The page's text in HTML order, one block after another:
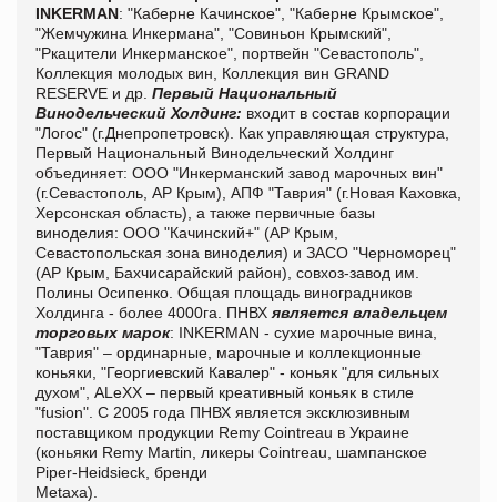
INKERMAN: "Каберне Качинское", "Каберне Крымское",
"Жемчужина Инкермана", "Совиньон Крымский",
"Ркацители Инкерманское", портвейн "Севастополь",
Коллекция молодых вин, Коллекция вин GRAND
RESERVE и др. Первый Национальный
Винодельческий Холдинг: входит в состав корпорации
"Логос" (г.Днепропетровск). Как управляющая структура,
Первый Национальный Винодельческий Холдинг
объединяет: ООО "Инкерманский завод марочных вин"
(г.Севастополь, АР Крым), АПФ "Таврия" (г.Новая Каховка,
Херсонская область), а также первичные базы
виноделия: ООО "Качинский+" (АР Крым,
Севастопольская зона виноделия) и ЗАСО "Черноморец"
(АР Крым, Бахчисарайский район), совхоз-завод им.
Полины Осипенко. Общая площадь виноградников
Холдинга - более 4000га. ПНВХ является владельцем
торговых марок: INKERMAN - сухие марочные вина,
"Таврия" – ординарные, марочные и коллекционные
коньяки, "Георгиевский Кавалер" - коньяк "для сильных
духом", ALeXX – первый креативный коньяк в стиле
"fusion". С 2005 года ПНВХ является эксклюзивным
поставщиком продукции Remy Cointreau в Украине
(коньяки Remy Martin, ликеры Cointreau, шампанское
Piper-Heidsieck, бренди
Metaxa).